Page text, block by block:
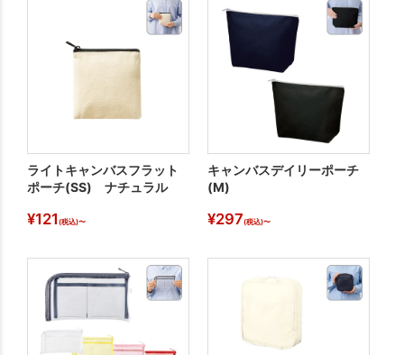
ライトキャンバスフラット
ポーチ(SS) ナチュラル
¥121 (税込)〜
キャンバスデイリーポーチ
(M)
¥297(税込)〜